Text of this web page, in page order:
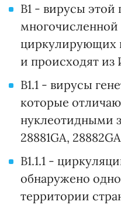
В1 - вирусы этой
многочисленной
циркулирующих
и происходят из
В1.1 - вирусы
которые
нуклеотидными
28881GA,
В1.1.1 -
обнаружено
территории